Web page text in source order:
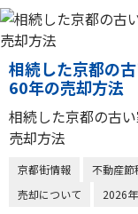
相続した京都の
60年の売却方法
相続した京都の古
売却方法
京都街情報 不動産節
売却について
2026